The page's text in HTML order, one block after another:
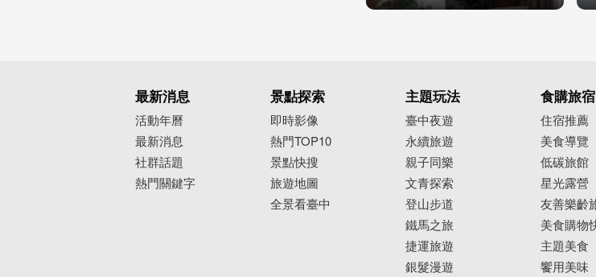
最新消息
活動年曆
最新消息
社群話題
熱門關鍵字
景點探索
即時影像
熱門TOP10
景點快搜
旅遊地圖
全景看臺中
主題玩法
臺中夜遊
永續旅遊
親子同樂
文青探索
登山步道
鐵馬之旅
捷運旅遊
銀髮漫遊
食購旅宿
住宿推薦
美食導覽
低碳旅館
星光露營
友善樂齡
美食購物
主題美食
饗用美味